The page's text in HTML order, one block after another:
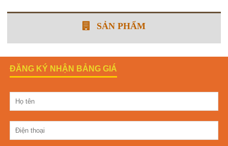
SẢN PHẨM
ĐĂNG KÝ NHẬN BẢNG GIÁ